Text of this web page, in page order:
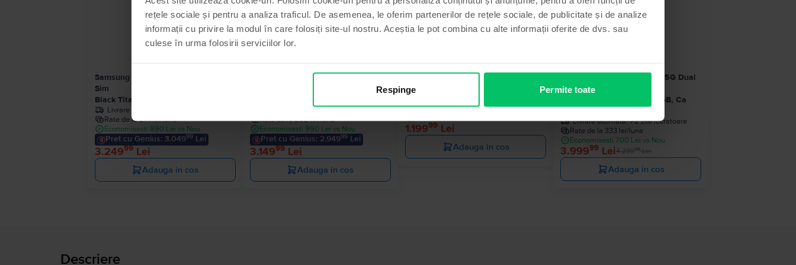
rețele sociale și pentru a analiza traficul. De asemenea, le oferim partenerilor de rețele sociale, de publicitate și de analize
informații cu privire la modul în care folosiți site-ul nostru. Aceștia le pot combina cu alte informații oferite de dvs. sau
culese în urma folosirii serviciilor lor.
Respinge Permite toate
Samsung Galaxy S24 Ultra 5G Dual
Sim
Black Titanium, 256 GB, Ca nou
Livrare estimata:
Rate de la 271 lei/luna
Economisesti 890 Lei vs Nou
Pret cu Genius: 3.04999Lei
3.24999Lei
Adauga in cos
Samsung Galaxy S24 Ultra 5G Dual
Livrare estimata:1-2 zile lucratoare
Rate de la 262 lei/luna
Economisesti 990 Lei vs Nou
Pret cu Genius: 2.94999Lei
3.14999Lei
Adauga in cos
Samsung Galaxy S22 5G Dual Sim
Phantom Black, 128 GB, Foarte bun
Rate de la 100 lei/luna
1.19999 Lei
Adauga in cos
- 240 Lei
Samsung Galaxy S25 Ultra 5G Dual
Sim
Titanium Silver Blue, 256 GB, Ca
Livrare estimata:1-2 zile lucratoare
Rate de la 333 lei/luna
Economisesti 700 Lei vs Nou
3.99999 Lei4.23999Lei
Adauga in cos
Descriere